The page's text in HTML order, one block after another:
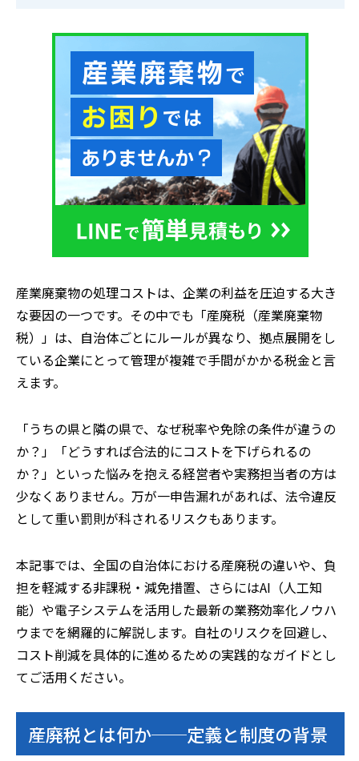
産業廃棄物の処理コストは、企業の利益を圧迫する大き
な要因の一つです。その中でも「産廃税（産業廃棄物
税）」は、自治体ごとにルールが異なり、拠点展開をし
ている企業にとって管理が複雑で手間がかかる税金と言
えます。
「うちの県と隣の県で、なぜ税率や免除の条件が違うの
か？」「どうすれば合法的にコストを下げられるの
か？」といった悩みを抱える経営者や実務担当者の方は
少なくありません。万が一申告漏れがあれば、法令違反
として重い罰則が科されるリスクもあります。
本記事では、全国の自治体における産廃税の違いや、負
担を軽減する非課税・減免措置、さらにはAI（人工知
能）や電子システムを活用した最新の業務効率化ノウハ
ウまでを網羅的に解説します。自社のリスクを回避し、
コスト削減を具体的に進めるための実践的なガイドとし
てご活用ください。
産廃税とは何か──定義と制度の背景